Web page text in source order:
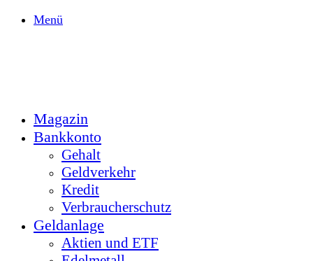
Menü
Magazin
Bankkonto
Gehalt
Geldverkehr
Kredit
Verbraucherschutz
Geldanlage
Aktien und ETF